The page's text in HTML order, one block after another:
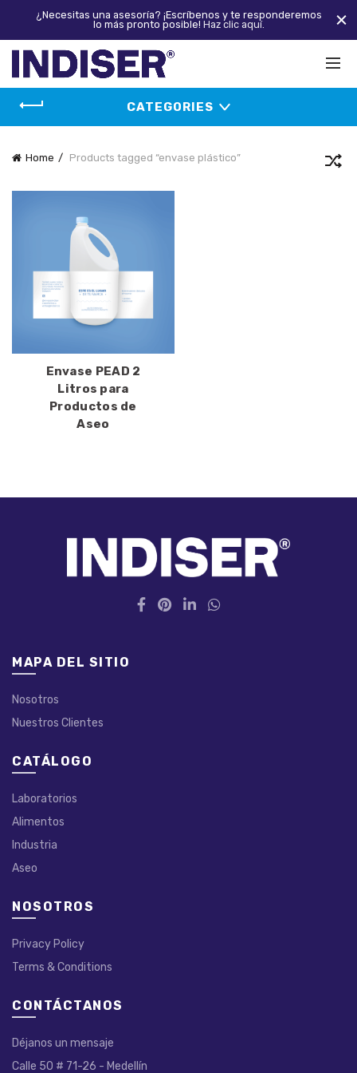
CATEGORIES
Home Products tagged “envase plástico”
Envase PEAD 2
Litros para
Productos de
Aseo
MAPA DEL SITIO
Nosotros
Nuestros Clientes
CATÁLOGO
Laboratorios
Alimentos
Industria
Aseo
NOSOTROS
Privacy Policy
Terms & Conditions
CONTÁCTANOS
Déjanos un mensaje
Calle 50 # 71-26 - Medellín
¿Necesitas una asesoría? ¡Escríbenos y te responderemos
lo más pronto posible! Haz clic aquí.